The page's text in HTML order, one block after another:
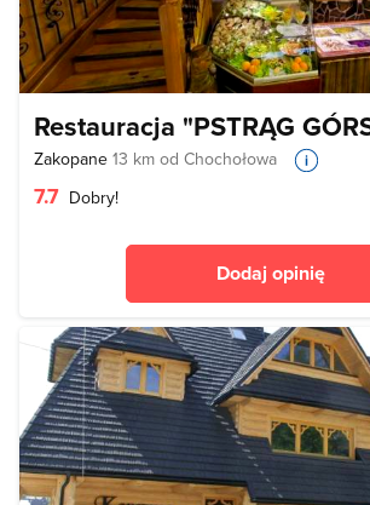
Restauracja "PSTRĄG
Zakopane 13 km od Chochołowa
7.7 Dobry!
Dodaj opinię